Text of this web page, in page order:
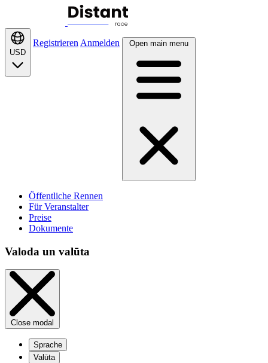
USD
Registrieren Anmelden Open main menu
Öffentliche Rennen
Für Veranstalter
Preise
Dokumente
Valoda un valūta
Close modal
Sprache
Valūta